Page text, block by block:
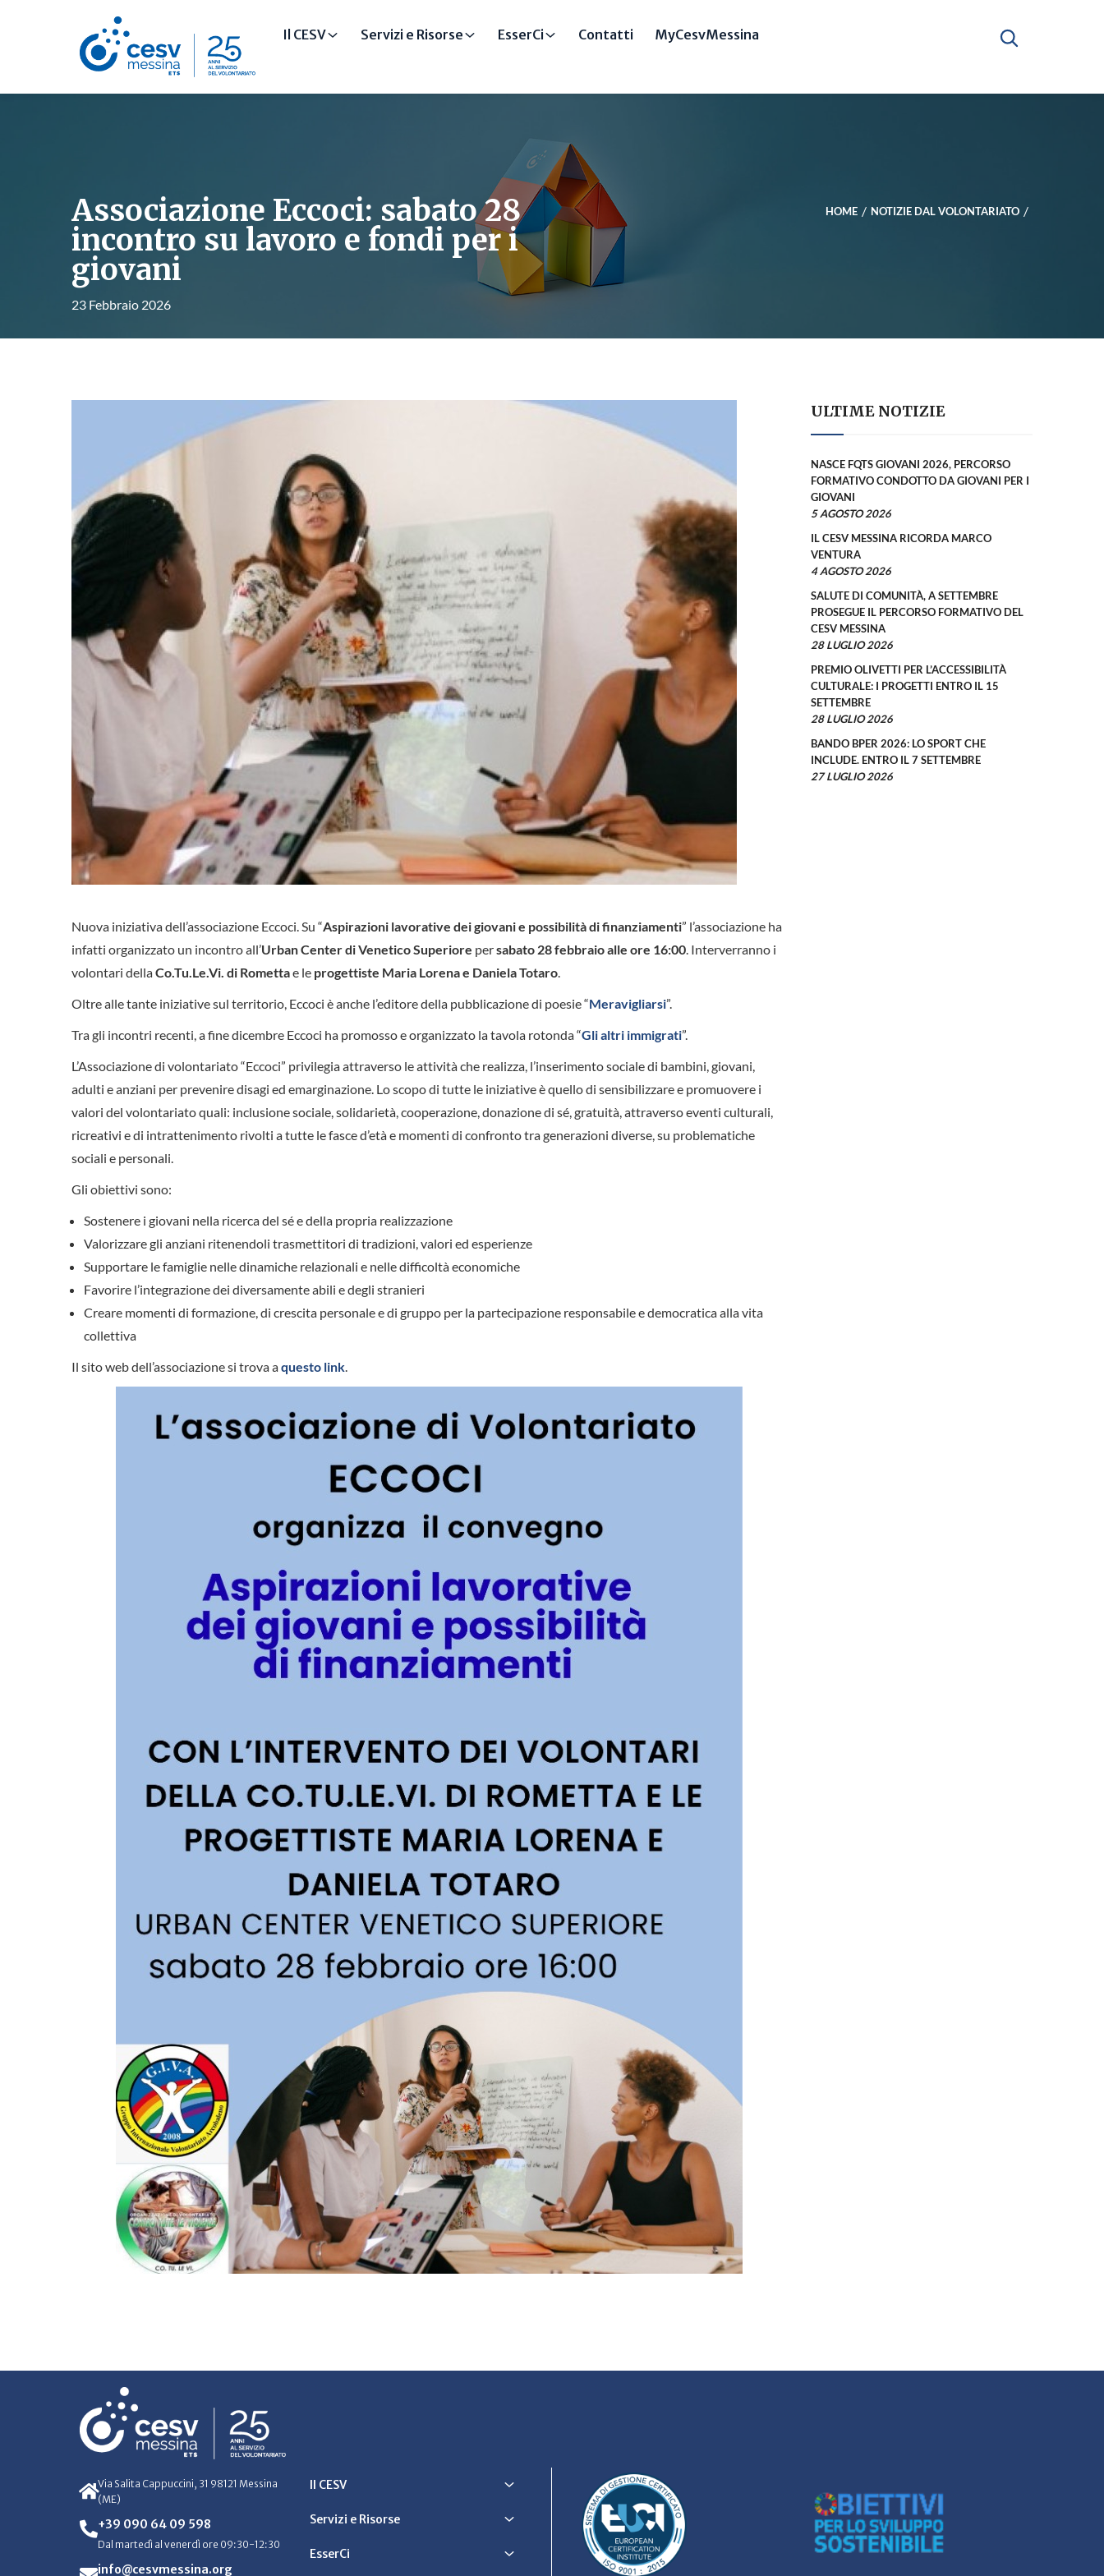
Il CESV Servizi e Risorse EsserCi Contatti MyCesvMessina
Associazione Eccoci: sabato 28
incontro su lavoro e fondi per i
giovani
23 Febbraio 2026
HOME NOTIZIE DAL VOLONTARIATO
Nuova iniziativa dell’associazione Eccoci. Su “Aspirazioni lavorative dei giovani e possibilità di finanziamenti” l’associazione ha
infatti organizzato un incontro all’Urban Center di Venetico Superiore persabato 28 febbraio alle ore 16:00. Interverranno i
volontari dellaCo.Tu.Le.Vi. di Romettae le progettiste Maria Lorena e Daniela Totaro.
Oltre alle tante iniziative sul territorio, Eccoci è anche l’editore della pubblicazione di poesie “Meravigliarsi”.
Tra gli incontri recenti, a fine dicembre Eccoci ha promosso e organizzato la tavola rotonda “Gli altri immigrati”.
L’Associazione di volontariato “Eccoci” privilegia attraverso le attività che realizza, l’inserimento sociale di bambini, giovani,
adulti e anziani per prevenire disagi ed emarginazione. Lo scopo di tutte le iniziative è quello di sensibilizzare e promuovere i
valori del volontariato quali: inclusione sociale, solidarietà, cooperazione, donazione di sé, gratuità, attraverso eventi culturali,
ricreativi e di intrattenimento rivolti a tutte le fasce d’età e momenti di confronto tra generazioni diverse, su problematiche
sociali e personali.
Gli obiettivi sono:
Sostenere i giovani nella ricerca del sé e della propria realizzazione
Valorizzare gli anziani ritenendoli trasmettitori di tradizioni, valori ed esperienze
Supportare le famiglie nelle dinamiche relazionali e nelle difficoltà economiche
Favorire l’integrazione dei diversamente abili e degli stranieri
Creare momenti di formazione, di crescita personale e di gruppo per la partecipazione responsabile e democratica alla vita
collettiva
Il sito web dell’associazione si trova aquesto link.
ULTIME NOTIZIE
NASCE FQTS GIOVANI 2026, PERCORSO
FORMATIVO CONDOTTO DA GIOVANI PER I
GIOVANI
5 AGOSTO 2026
IL CESV MESSINA RICORDA MARCO
VENTURA
4 AGOSTO 2026
SALUTE DI COMUNITÀ, A SETTEMBRE
PROSEGUE IL PERCORSO FORMATIVO DEL
CESV MESSINA
28 LUGLIO 2026
PREMIO OLIVETTI PER L’ACCESSIBILITÀ
CULTURALE: I PROGETTI ENTRO IL 15
SETTEMBRE
28 LUGLIO 2026
BANDO BPER 2026: LO SPORT CHE
INCLUDE. ENTRO IL 7 SETTEMBRE
27 LUGLIO 2026
Via Salita Cappuccini, 31 98121 Messina
(ME)
+39 090 64 09 598
Dal martedì al venerdì ore 09:30-12:30
info@cesvmessina.org
Il CESV
Servizi e Risorse
EsserCi